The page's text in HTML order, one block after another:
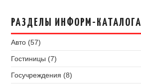
РАЗДЕЛЫ ИНФОРМ-КАТАЛОГА
Авто (57)
Гостиницы (7)
Госучреждения (8)